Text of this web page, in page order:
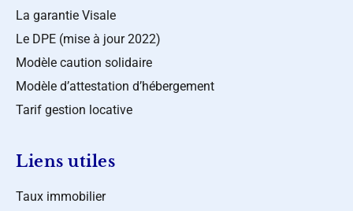
La garantie Visale
Le DPE (mise à jour 2022)
Modèle caution solidaire
Modèle d’attestation d’hébergement
Tarif gestion locative
Liens utiles
Taux immobilier